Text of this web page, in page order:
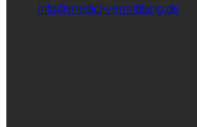
info@medici-vermittlung.de